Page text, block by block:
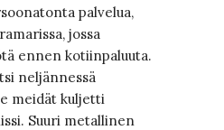
palvelua,
jossa
ennen kotiinpaluuta.
neljännessä
meidät kuljetti
Suuri metallinen